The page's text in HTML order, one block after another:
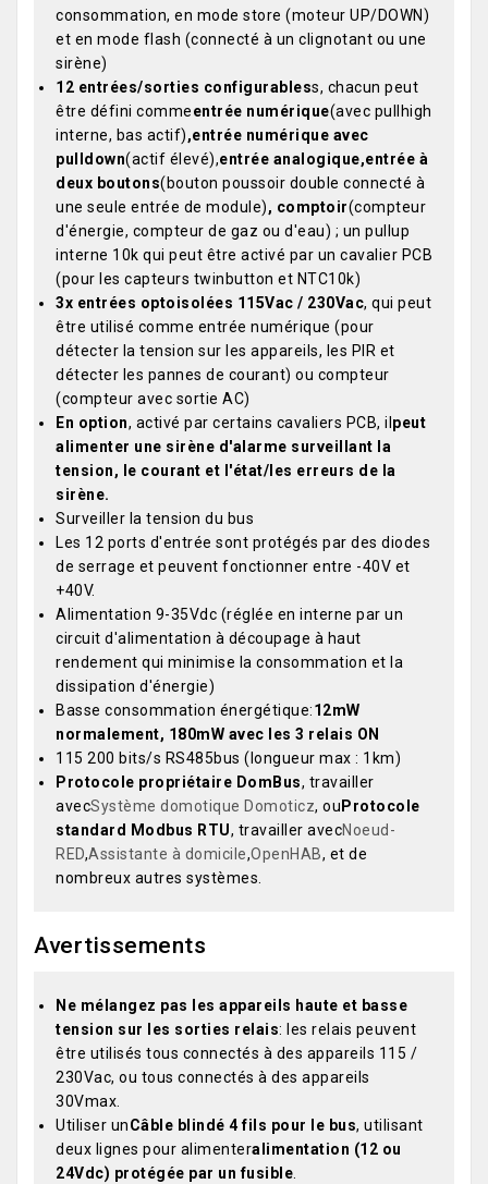
consommation, en mode store (moteur UP/DOWN)
et en mode flash (connecté à un clignotant ou une
sirène)
12 entrées/sorties configurabless, chacun peut
être défini commeentrée numérique(avec pullhigh
interne, bas actif),entrée numérique avec
pulldown(actif élevé),entrée analogique,entrée à
deux boutons(bouton poussoir double connecté à
une seule entrée de module), comptoir(compteur
d'énergie, compteur de gaz ou d'eau) ; un pullup
interne 10k qui peut être activé par un cavalier PCB
(pour les capteurs twinbutton et NTC10k)
3x entrées optoisolées 115Vac / 230Vac, qui peut
être utilisé comme entrée numérique (pour
détecter la tension sur les appareils, les PIR et
détecter les pannes de courant) ou compteur
(compteur avec sortie AC)
En option, activé par certains cavaliers PCB, il peut
alimenter une sirène d'alarme surveillant la
tension, le courant et l'état/les erreurs de la
sirène.
Surveiller la tension du bus
Les 12 ports d'entrée sont protégés par des diodes
de serrage et peuvent fonctionner entre -40V et
+40V.
Alimentation 9-35Vdc (réglée en interne par un
circuit d'alimentation à découpage à haut
rendement qui minimise la consommation et la
dissipation d'énergie)
Basse consommation énergétique:12mW
normalement, 180mW avec les 3 relais ON
115 200 bits/s RS485bus (longueur max : 1km)
Protocole propriétaire DomBus, travailler
avecSystème domotique Domoticz, ou Protocole
standard Modbus RTU, travailler avecNoeud-
RED,Assistante à domicile,OpenHAB, et de
nombreux autres systèmes.
Avertissements
Ne mélangez pas les appareils haute et basse
tension sur les sorties relais: les relais peuvent
être utilisés tous connectés à des appareils 115 /
230Vac, ou tous connectés à des appareils
30Vmax.
Utiliser unCâble blindé 4 fils pour le bus, utilisant
deux lignes pour alimenteralimentation (12 ou
24Vdc) protégée par un fusible.